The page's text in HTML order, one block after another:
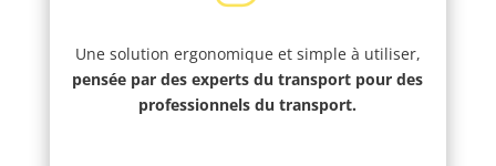
Une solution ergonomique et simple à utiliser,
pensée par des experts du transport pour des
professionnels du transport.